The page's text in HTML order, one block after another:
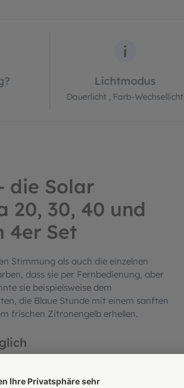
Lichtmodus
Dauerlicht , Farb-Wechsellicht
die Solar
20, 30, 40 und
4er Set
Stimmung als auch die einzelnen
dass sie per Fernbedienung, aber
sie beispielsweise dem
die Blaue Stunde mit einem sanften
frischen Zitronengelb erhellen.
Sie kann Ihren Garten mit 16
Lichtintensität über die IR-